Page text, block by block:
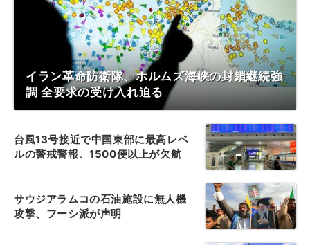
イラン革命防衛隊、ホルムズ海峡の封鎖継続強
調 全要求の受け入れ迫る
台風13号接近で中国東部に最高レベ
ルの警戒警報、1500便以上が欠航
サウジアラムコの石油施設に無人機
攻撃、フーシ派が声明